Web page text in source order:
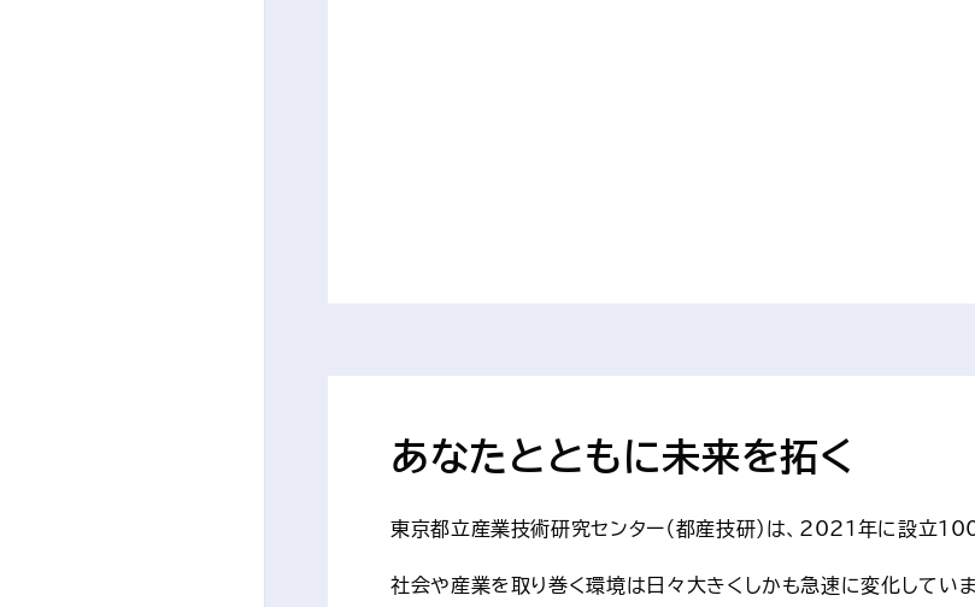
あなたとともに未来を拓く
東京都立産業技術研究センター（都産技研）は、2021年に設立
社会や産業を取り巻く環境は日々大きくしかも急速に変化してい